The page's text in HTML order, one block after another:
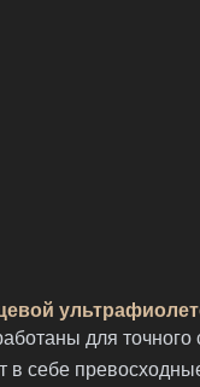
для точного
себе